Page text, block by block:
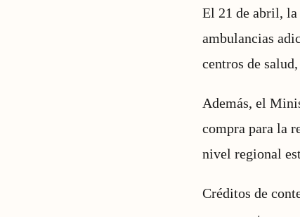
El 21 de abril, la
ambulancias
centros de
Además, el
compra para la
nivel regional
Créditos de